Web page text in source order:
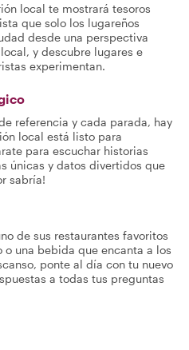
local te mostrará tesoros
que solo los lugareños
desde una perspectiva
y descubre lugares e
experimentan.
referencia y cada parada, hay
local está listo para
para escuchar historias
únicas y datos divertidos que
sabría!
de sus restaurantes favoritos
o una bebida que encanta a los
ponte al día con tu nuevo
a todas tus preguntas